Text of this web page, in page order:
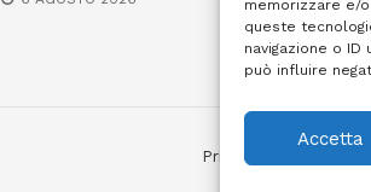
memorizzare e/
queste
navigazione o
può influire
Accetta
Privacy Policy